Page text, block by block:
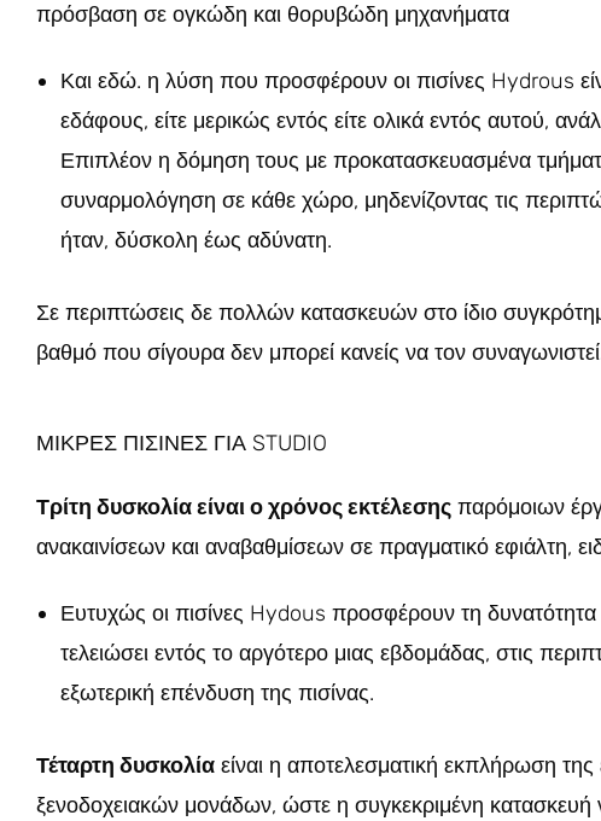
πρόσβαση σε ογκώδη και θορυβώδη μηχανήματα
Και εδώ. η λύση που προσφέρουν οι πισίνες Hydrous
εδάφους, είτε μερικώς εντός είτε ολικά εντός αυτού,
Επιπλέον η δόμηση τους με προκατασκευασμένα
συναρμολόγηση σε κάθε χώρο, μηδενίζοντας τις
ήταν, δύσκολη έως αδύνατη.
Σε περιπτώσεις δε πολλών κατασκευών στο ίδιο
βαθμό που σίγουρα δεν μπορεί κανείς να τον
ΜΙΚΡΕΣ ΠΙΣΙΝΕΣ ΓΙΑ STUDIO
Τρίτη δυσκολία είναι ο χρόνος εκτέλεσης παρόμοιων
ανακαινίσεων και αναβαθμίσεων σε πραγματικό εφιάλτη,
Ευτυχώς οι πισίνες Hydous προσφέρουν τη δυνατότητα
τελειώσει εντός το αργότερο μιας εβδομάδας, στις
εξωτερική επένδυση της πισίνας.
Τέταρτη δυσκολία είναι η αποτελεσματική εκπλήρωση
ξενοδοχειακών μονάδων, ώστε η συγκεκριμένη κατασκευή